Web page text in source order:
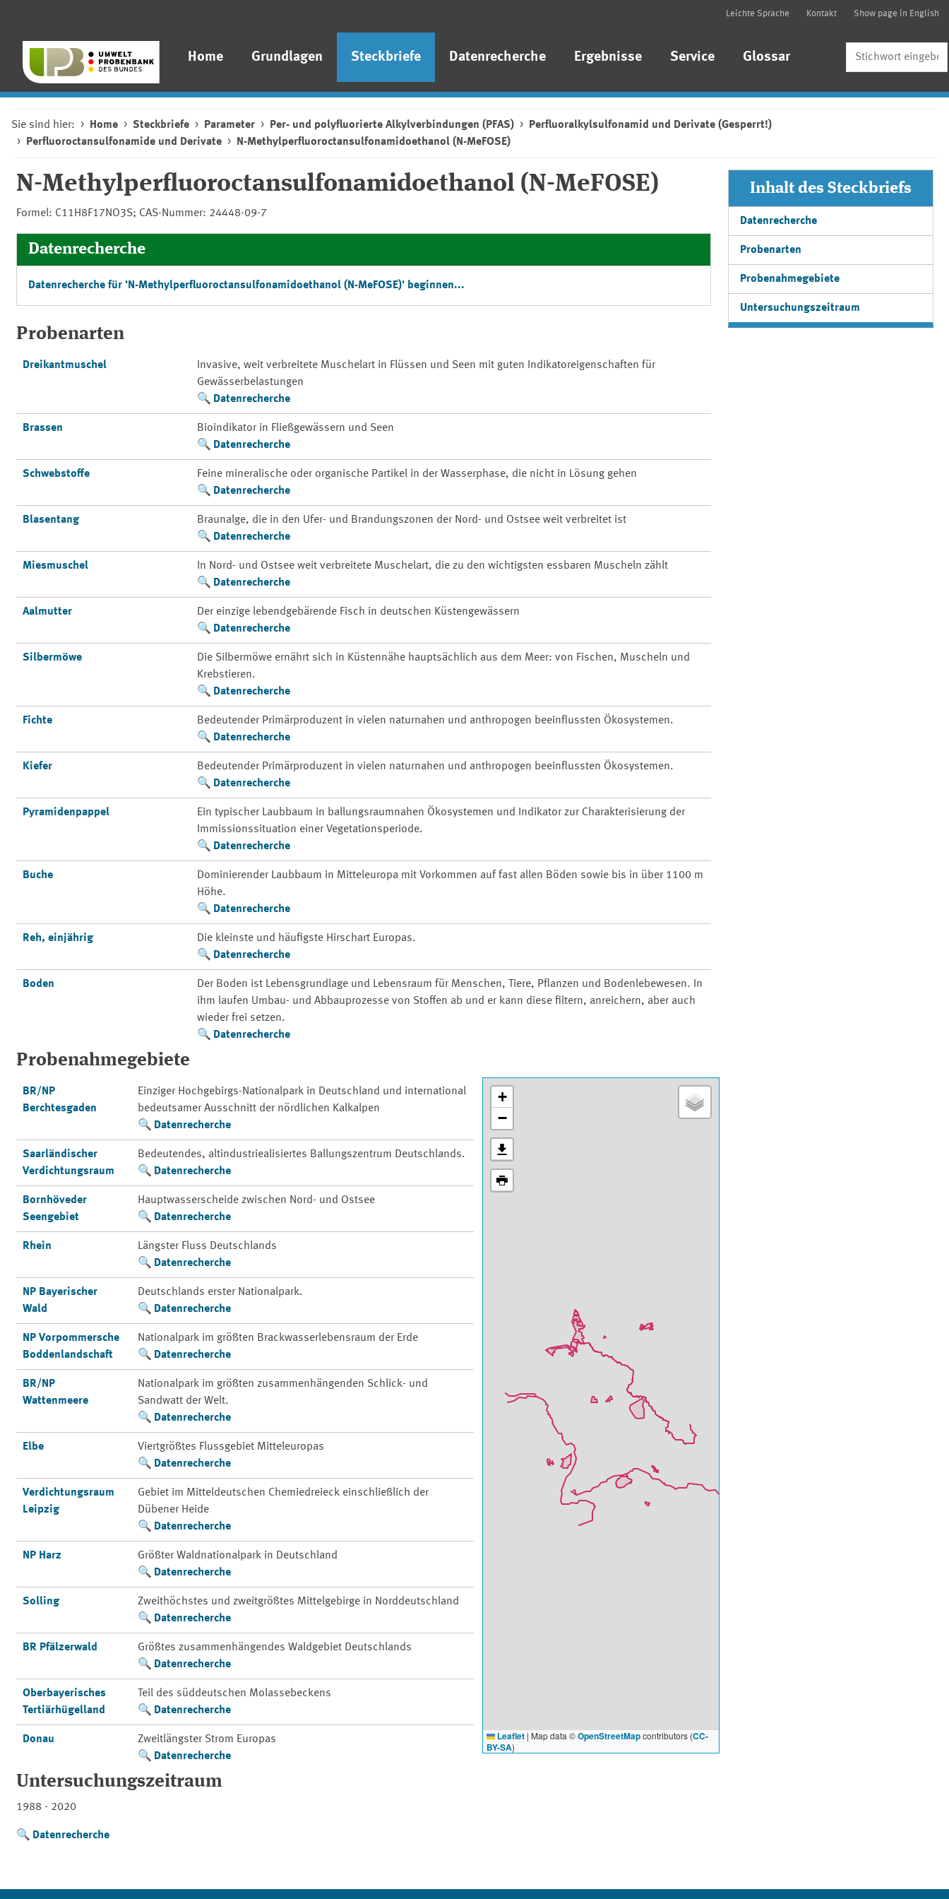
Leichte Sprache Kontakt Show page in English
Home Grundlagen Steckbriefe Datenrecherche Ergebnisse Service Glossar
Sie sind hier: Home Steckbriefe Parameter Per- und polyfluorierte Alkylverbindungen (PFAS)
Perfluoralkylsulfonamid und Derivate (Gesperrt!)
Perfluoroctansulfonamide und Derivate
N-Methylperfluoroctansulfonamidoethanol (N-MeFOSE)
N-Methylperfluoroctansulfonamidoethanol (N-MeFOSE)
Formel: C11H8F17NO3S; CAS-Nummer: 24448-09-7
Datenrecherche
Datenrecherche für 'N-Methylperfluoroctansulfonamidoethanol (N-MeFOSE)' beginnen...
Probenarten
Dreikantmuschel
Invasive, weit verbreitete Muschelart in Flüssen und Seen mit guten Indikatoreigenschaften für
Gewässerbelastungen
Datenrecherche
Brassen
Bioindikator in Fließgewässern und Seen
Datenrecherche
Schwebstoffe
Feine mineralische oder organische Partikel in der Wasserphase, die nicht in Lösung gehen
Datenrecherche
Blasentang
Braunalge, die in den Ufer- und Brandungszonen der Nord- und Ostsee weit verbreitet ist
Datenrecherche
Miesmuschel
In Nord- und Ostsee weit verbreitete Muschelart, die zu den wichtigsten essbaren Muscheln zählt
Datenrecherche
Aalmutter
Der einzige lebendgebärende Fisch in deutschen Küstengewässern
Datenrecherche
Silbermöwe
Die Silbermöwe ernährt sich in Küstennähe hauptsächlich aus dem Meer: von Fischen, Muscheln und
Krebstieren.
Datenrecherche
Fichte
Bedeutender Primärproduzent in vielen naturnahen und anthropogen beeinflussten Ökosystemen.
Datenrecherche
Kiefer
Bedeutender Primärproduzent in vielen naturnahen und anthropogen beeinflussten Ökosystemen.
Datenrecherche
Pyramidenpappel
Ein typischer Laubbaum in ballungsraumnahen Ökosystemen und Indikator zur Charakterisierung der
Immissionssituation einer Vegetationsperiode.
Datenrecherche
Buche
Dominierender Laubbaum in Mitteleuropa mit Vorkommen auf fast allen Böden sowie bis in über 1100 m
Höhe.
Datenrecherche
Reh, einjährig
Die kleinste und häufigste Hirschart Europas.
Datenrecherche
Boden
Der Boden ist Lebensgrundlage und Lebensraum für Menschen, Tiere, Pflanzen und Bodenlebewesen. In
ihm laufen Umbau- und Abbauprozesse von Stoffen ab und er kann diese filtern, anreichern, aber auch
wieder frei setzen.
Datenrecherche
Probenahmegebiete
BR/NP
Berchtesgaden
Einziger Hochgebirgs-Nationalpark in Deutschland und international
bedeutsamer Ausschnitt der nördlichen Kalkalpen
Datenrecherche
Saarländischer
Verdichtungsraum
Bedeutendes, altindustriealisiertes Ballungszentrum Deutschlands.
Datenrecherche
Bornhöveder
Seengebiet
Hauptwasserscheide zwischen Nord- und Ostsee
Datenrecherche
Rhein
Längster Fluss Deutschlands
Datenrecherche
NP Bayerischer
Wald
Deutschlands erster Nationalpark.
Datenrecherche
NP Vorpommersche
Boddenlandschaft
Nationalpark im größten Brackwasserlebensraum der Erde
Datenrecherche
BR/NP
Wattenmeere
Nationalpark im größten zusammenhängenden Schlick- und
Sandwatt der Welt.
Datenrecherche
Elbe
Viertgrößtes Flussgebiet Mitteleuropas
Datenrecherche
Verdichtungsraum
Leipzig
Gebiet im Mitteldeutschen Chemiedreieck einschließlich der
Dübener Heide
Datenrecherche
NP Harz
Größter Waldnationalpark in Deutschland
Datenrecherche
Solling
Zweithöchstes und zweitgrößtes Mittelgebirge in Norddeutschland
Datenrecherche
BR Pfälzerwald
Größtes zusammenhängendes Waldgebiet Deutschlands
Datenrecherche
Oberbayerisches
Tertiärhügelland
Teil des süddeutschen Molassebeckens
Datenrecherche
Donau
Zweitlängster Strom Europas
Datenrecherche
+
−
Leaflet | Map data ©OpenStreetMapcontributors (CC-
BY-SA)
Untersuchungszeitraum
1988 - 2020
Datenrecherche
Inhalt des Steckbriefs
Datenrecherche
Probenarten
Probenahmegebiete
Untersuchungszeitraum